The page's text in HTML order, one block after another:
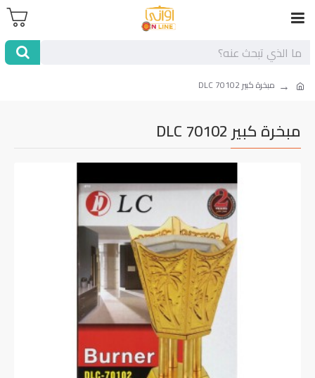
مبخرة كبير DLC 70102
مبخرة كبير DLC 70102